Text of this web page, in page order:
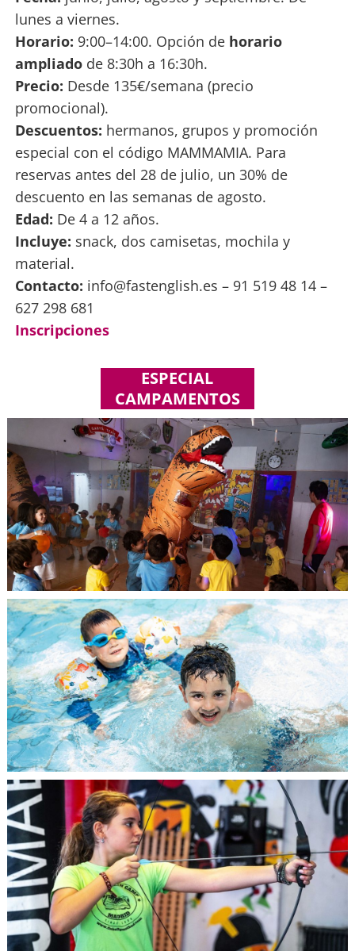
lunes a viernes.
Horario: 9:00–14:00. Opción de horario
ampliadode 8:30h a 16:30h.
Precio: Desde 135€/semana (precio
promocional).
Descuentos: hermanos, grupos y promoción
especial con el código MAMMAMIA. Para
reservas antes del 28 de julio, un 30% de
descuento en las semanas de agosto.
Edad: De 4 a 12 años.
Incluye: snack, dos camisetas, mochila y
material.
Contacto: info@fastenglish.es – 91 519 48 14 –
627 298 681
Inscripciones
ESPECIAL
CAMPAMENTOS